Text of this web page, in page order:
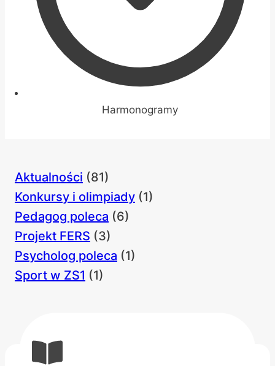
Harmonogramy
Aktualności (81)
Konkursy i olimpiady (1)
Pedagog poleca (6)
Projekt FERS (3)
Psycholog poleca (1)
Sport w ZS1 (1)